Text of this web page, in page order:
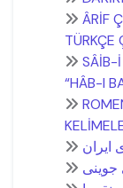
ÂRİF
TÜRKÇE
SÂİB-İ
“HÂB-I
ایران
جوینی